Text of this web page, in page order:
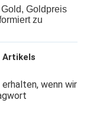
Goldpreis
zu
Artikels
wenn wir